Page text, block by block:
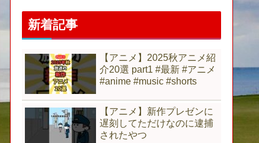
新着記事
【アニメ】2025秋アニメ紹
介20選 part1 #最新 #アニメ
#anime #music #shorts
【アニメ】新作プレゼンに
遅刻してただけなのに逮捕
されたやつ